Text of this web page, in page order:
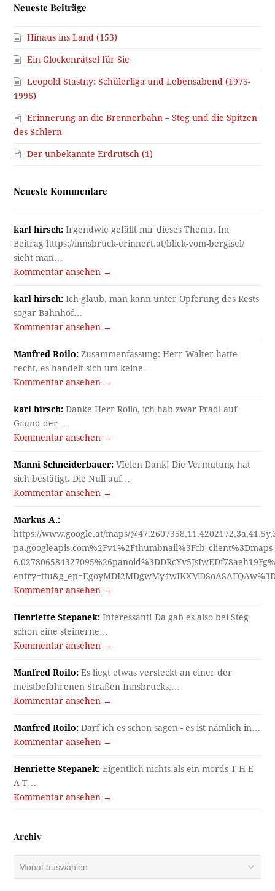
Neueste Beiträge
Hinaus ins Land (153)
Ein Glockenrätsel für Sie
Leopold Stastny: Schülerliga und Lebensabend (1975-
1996)
Erinnerung an die Brennerbahn – Steg und die Spitzen
des Schlern
Der unbekannte Erdrutsch (1)
Neueste Kommentare
karl hirsch: Irgendwie gefällt mir dieses Thema. Im
Beitrag https://innsbruck-erinnert.at/blick-vom-bergisel/
sieht man…
Kommentar ansehen →
karl hirsch: Ich glaub, man kann unter Opferung des Rests
sogar Bahnhof…
Kommentar ansehen →
Manfred Roilo: Zusammenfassung: Herr Walter hatte
recht, es handelt sich um keine…
Kommentar ansehen →
karl hirsch: Danke Herr Roilo, ich hab zwar Pradl auf
Grund der…
Kommentar ansehen →
Manni Schneiderbauer: VIelen Dank! Die Vermutung hat
sich bestätigt. Die Null auf…
Kommentar ansehen →
Markus A.:
https://www.google.at/maps/
Kommentar ansehen →
Henriette Stepanek: Interessant! Da gab es also bei Steg
schon eine steinerne…
Kommentar ansehen →
Manfred Roilo: Es liegt etwas versteckt an einer der
meistbefahrenen Straßen Innsbrucks,…
Kommentar ansehen →
Manfred Roilo: Darf ich es schon sagen - es ist nämlich in…
Kommentar ansehen →
Henriette Stepanek: Eigentlich nichts als ein mords T H E
A T…
Kommentar ansehen →
Archiv